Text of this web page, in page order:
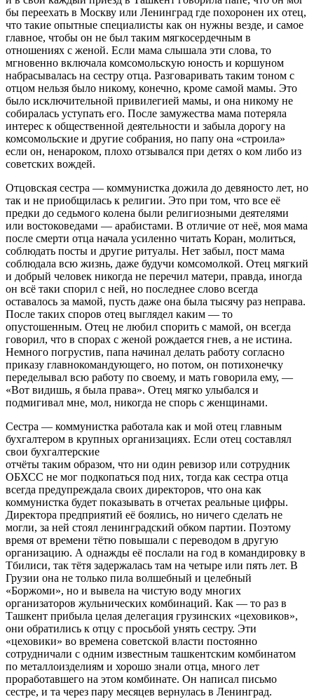
бы переехать в Москву или Ленинград где похоронен их отец,
что такие опытные специалисты как он нужны везде, и самое
главное, чтобы он не был таким мягкосердечным в
отношениях с женой. Если мама слышала эти слова, то
мгновенно включала комсомольскую юность и коршуном
набрасывалась на сестру отца. Разговаривать таким тоном с
отцом нельзя было никому, конечно, кроме самой мамы. Это
было исключительной привилегией мамы, и она никому не
собиралась уступать его. После замужества мама потеряла
интерес к общественной деятельности и забыла дорогу на
комсомольские и другие собрания, но папу она «строила»
если он, ненароком, плохо отзывался при детях о ком либо из
советских вождей.
Отцовская сестра — коммунистка дожила до девяносто лет, но
так и не приобщилась к религии. Это при том, что все её
предки до седьмого колена были религиозными деятелями
или востоковедами — арабистами. В отличие от неё, моя мама
после смерти отца начала усиленно читать Коран, молиться,
соблюдать посты и другие ритуалы. Нет забыл, пост мама
соблюдала всю жизнь, даже будучи комсомолкой. Отец мягкий
и добрый человек никогда не перечил матери, правда, иногда
он всё таки спорил с ней, но последнее слово всегда
оставалось за мамой, пусть даже она была тысячу раз неправа.
После таких споров отец выглядел каким — то
опустошенным. Отец не любил спорить с мамой, он всегда
говорил, что в спорах с женой рождается гнев, а не истина.
Немного погрустив, папа начинал делать работу согласно
приказу главнокомандующего, но потом, он потихонечку
переделывал всю работу по своему, и мать говорила ему, —
«Вот видишь, я была права». Отец мягко улыбался и
подмигивал мне, мол, никогда не спорь с женщинами.
Сестра — коммунистка работала как и мой отец главным
бухгалтером в крупных организациях. Если отец составлял
свои бухгалтерские
отчёты таким образом, что ни один ревизор или сотрудник
ОБХСС не мог подкопаться под них, тогда как сестра отца
всегда предупреждала своих директоров, что она как
коммунистка будет показывать в отчетах реальные цифры.
Директора предприятий её боялись, но ничего сделать не
могли, за ней стоял ленинградский обком партии. Поэтому
время от времени тётю повышали с переводом в другую
организацию. А однажды её послали на год в командировку в
Тбилиси, так тётя задержалась там на четыре или пять лет. В
Грузии она не только пила волшебный и целебный
«Боржоми», но и вывела на чистую воду многих
организаторов жульнических комбинаций. Как — то раз в
Ташкент прибыла целая делегация грузинских «цеховиков»,
они обратились к отцу с просьбой унять сестру. Эти
«цеховики» во времена советской власти постоянно
сотрудничали с одним известным ташкентским комбинатом
по металлоизделиям и хорошо знали отца, много лет
проработавшего на этом комбинате. Он написал письмо
сестре, и та через пару месяцев вернулась в Ленинград.